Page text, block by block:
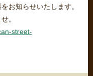
お知らせいたします。
。
street-